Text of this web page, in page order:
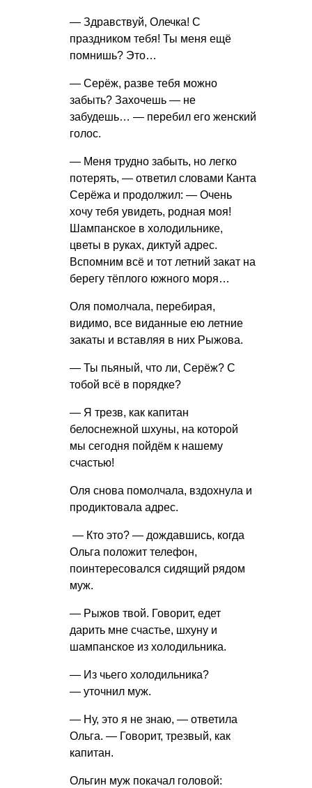
— Здравствуй, Олечка! С
праздником тебя! Ты меня ещё
помнишь? Это…
— Серёж, разве тебя можно
забыть? Захочешь — не
забудешь… — перебил его женский
голос.
— Меня трудно забыть, но легко
потерять, — ответил словами Канта
Серёжа и продолжил: — Очень
хочу тебя увидеть, родная моя!
Шампанское в холодильнике,
цветы в руках, диктуй адрес.
Вспомним всё и тот летний закат на
берегу тёплого южного моря…
Оля помолчала, перебирая,
видимо, все виданные ею летние
закаты и вставляя в них Рыжова.
— Ты пьяный, что ли, Серёж? С
тобой всё в порядке?
— Я трезв, как капитан
белоснежной шхуны, на которой
мы сегодня пойдём к нашему
счастью!
Оля снова помолчала, вздохнула и
продиктовала адрес.
— Кто это? — дождавшись, когда
Ольга положит телефон,
поинтересовался сидящий рядом
муж.
— Рыжов твой. Говорит, едет
дарить мне счастье, шхуну и
шампанское из холодильника.
— Из чьего холодильника?
— уточнил муж.
— Ну, это я не знаю, — ответила
Ольга. — Говорит, трезвый, как
капитан.
Ольгин муж покачал головой: